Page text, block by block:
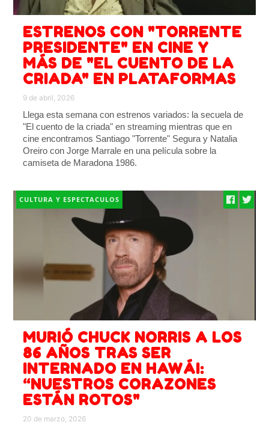
ESTRENOS CON "TORRENTE
PRESIDENTE" EN CINE Y
MÁS DE "EL CUENTO DE LA
CRIADA" EN PLATAFORMAS
9 de abril, 2026
Llega esta semana con estrenos variados: la secuela de
"El cuento de la criada" en streaming mientras que en
cine encontramos Santiago "Torrente" Segura y Natalia
Oreiro con Jorge Marrale en una película sobre la
camiseta de Maradona 1986.
CULTURA Y ESPECTACULOS
MURIÓ CHUCK NORRIS A LOS
86 AÑOS TRAS SER
INTERNADO EN HAWÁI:
“NUESTROS CORAZONES
ESTÁN ROTOS"
20 de marzo, 2026